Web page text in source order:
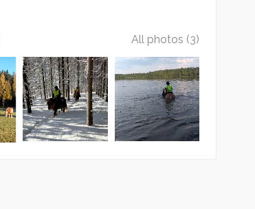
All photos (3)